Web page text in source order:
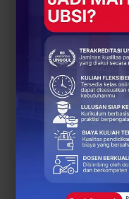
Dari Catatan Manual
Menuju Digital, UBSI
Bantu Bank Sampah
Mawar Burangrang
Kelola…
NEXT